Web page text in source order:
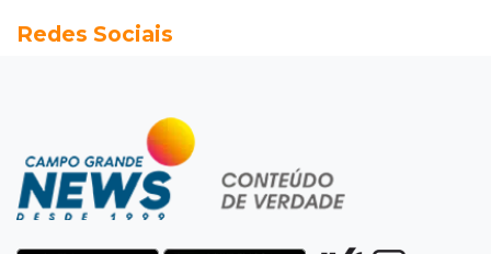
Seleções em MS têm salários de até R$ 8,2 mil;
Jardim Itatiaia
Vigia é amarrado durante roubo de carro e
dois caminhões em pátio
Redes Sociais